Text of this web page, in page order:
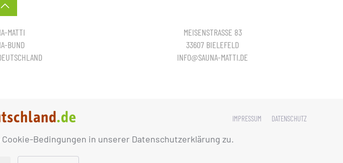
Bedingungen in unserer Datenschutzerklärung zu.
MATTI
BUND
MEISENSTRASSE 83
33607 BIELEFELD
INFO@SAUNA-MATTI.DE
IMPRESSUM DATENSCHUTZ